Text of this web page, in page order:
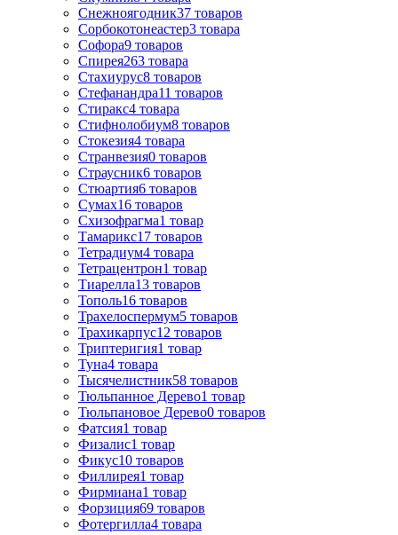
Снежноягодник37 товаров
Сорбокотонеастер3 товара
Софора9 товаров
Спирея263 товара
Стахиурус8 товаров
Стефанандра11 товаров
Стиракс4 товара
Стифнолобиум8 товаров
Стокезия4 товара
Странвезия0 товаров
Страусник6 товаров
Стюартия6 товаров
Сумах16 товаров
Схизофрагма1 товар
Тамарикс17 товаров
Тетрадиум4 товара
Тетрацентрон1 товар
Тиарелла13 товаров
Тополь16 товаров
Трахелоспермум5 товаров
Трахикарпус12 товаров
Триптеригия1 товар
Туна4 товара
Тысячелистник58 товаров
Тюльпанное Дерево1 товар
Тюльпановое Дерево0 товаров
Фатсия1 товар
Физалис1 товар
Фикус10 товаров
Филлирея1 товар
Фирмиана1 товар
Форзиция69 товаров
Фотергилла4 товара